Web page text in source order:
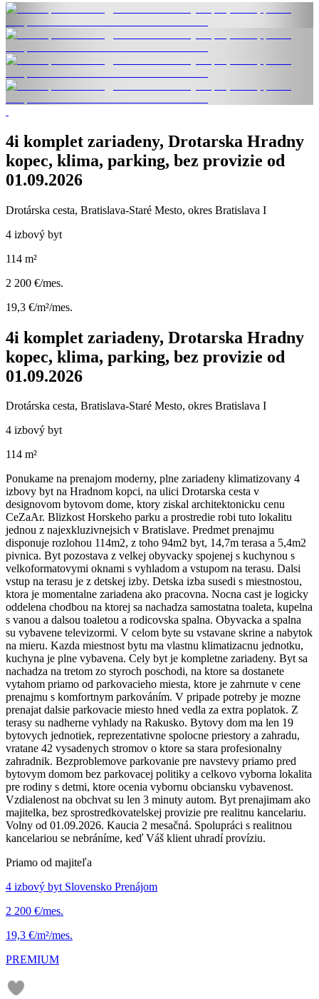
4i komplet zariadeny, Drotarska Hradny
kopec, klima, parking, bez provizie od
01.09.2026
Drotárska cesta, Bratislava-Staré Mesto, okres Bratislava I
4 izbový byt
114 m²
2 200 €/mes.
19,3 €/m²/mes.
4i komplet zariadeny, Drotarska Hradny
kopec, klima, parking, bez provizie od
01.09.2026
Drotárska cesta, Bratislava-Staré Mesto, okres Bratislava I
4 izbový byt
114 m²
Ponukame na prenajom moderny, plne zariadeny klimatizovany 4
izbovy byt na Hradnom kopci, na ulici Drotarska cesta v
designovom bytovom dome, ktory ziskal architektonicku cenu
CeZaAr. Blizkost Horskeho parku a prostredie robi tuto lokalitu
jednou z najexkluzivnejsich v Bratislave. Predmet prenajmu
disponuje rozlohou 114m2, z toho 94m2 byt, 14,7m terasa a 5,4m2
pivnica. Byt pozostava z velkej obyvacky spojenej s kuchynou s
velkoformatovymi oknami s vyhladom a vstupom na terasu. Dalsi
vstup na terasu je z detskej izby. Detska izba susedi s miestnostou,
ktora je momentalne zariadena ako pracovna. Nocna cast je logicky
oddelena chodbou na ktorej sa nachadza samostatna toaleta, kupelna
s vanou a dalsou toaletou a rodicovska spalna. Obyvacka a spalna
su vybavene televizormi. V celom byte su vstavane skrine a nabytok
na mieru. Kazda miestnost bytu ma vlastnu klimatizacnu jednotku,
kuchyna je plne vybavena. Cely byt je kompletne zariadeny. Byt sa
nachadza na tretom zo styroch poschodi, na ktore sa dostanete
vytahom priamo od parkovacieho miesta, ktore je zahrnute v cene
prenajmu s komfortnym parkováním. V pripade potreby je mozne
prenajat dalsie parkovacie miesto hned vedla za extra poplatok. Z
terasy su nadherne vyhlady na Rakusko. Bytovy dom ma len 19
bytovych jednotiek, reprezentativne spolocne priestory a zahradu,
vratane 42 vysadenych stromov o ktore sa stara profesionalny
zahradnik. Bezproblemove parkovanie pre navstevy priamo pred
bytovym domom bez parkovacej politiky a celkovo vyborna lokalita
pre rodiny s detmi, ktore ocenia vybornu obciansku vybavenost.
Vzdialenost na obchvat su len 3 minuty autom. Byt prenajimam ako
majitelka, bez sprostredkovatelskej provizie pre realitnu kancelariu.
Volny od 01.09.2026. Kaucia 2 mesačná. Spolupráci s realitnou
kancelariou se nebráníme, keď Váš klient uhradí províziu.
Priamo od majiteľa
4 izbový byt Slovensko Prenájom
2 200 €/mes.
19,3 €/m²/mes.
PREMIUM